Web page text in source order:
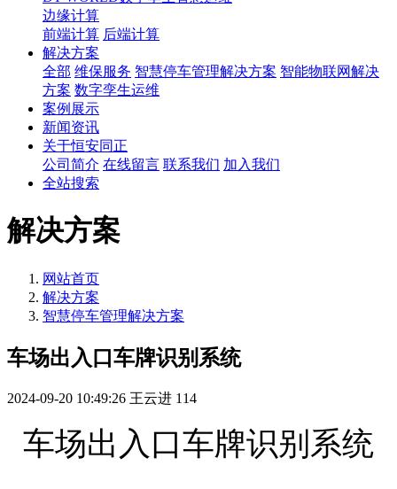
边缘计算
前端计算 后端计算
解决方案
全部 维保服务 智慧停车管理解决方案 智能物联网解决
方案 数字孪生运维
案例展示
新闻资讯
关于恒安同正
公司简介 在线留言 联系我们 加入我们
全站搜索
解决方案
网站首页
解决方案
智慧停车管理解决方案
车场出入口车牌识别系统
2024-09-20 10:49:26 王云进 114
车场出入口车牌识别系统